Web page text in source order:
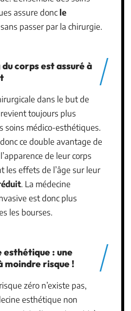
assure doncle
sans passer par la chirurgie.
corps est assuré à
dans le but de
toujours plus
soins médico-esthétiques.
ce double avantage de
de leur corps
les effets de l’âge sur leur
. La médecine
est donc plus
les bourses.
esthétique : une
moindre risque !
zéro n’existe pas,
esthétique non